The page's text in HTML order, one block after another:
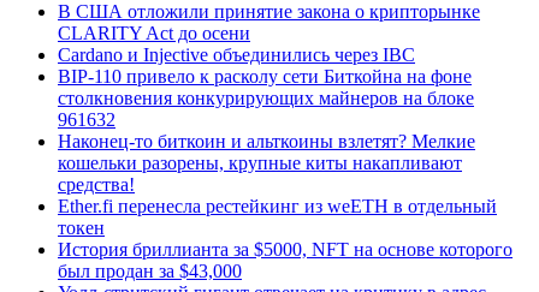
В США отложили принятие закона о крипторынке
CLARITY Act до осени
Cardano и Injective объединились через IBC
BIP-110 привело к расколу сети Биткойна на фоне
столкновения конкурирующих майнеров на блоке
961632
Наконец-то биткоин и альткоины взлетят? Мелкие
кошельки разорены, крупные киты накапливают
средства!
Ether.fi перенесла рестейкинг из weETH в отдельный
токен
История бриллианта за $5000, NFT на основе которого
был продан за $43,000